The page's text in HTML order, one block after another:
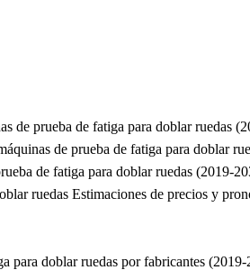
de prueba de fatiga para doblar ruedas
de prueba de fatiga para doblar
de fatiga para doblar ruedas (2019-
ruedas Estimaciones de precios y
para doblar ruedas por fabricantes